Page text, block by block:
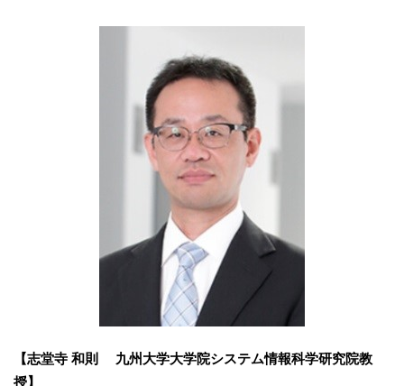
【志堂寺 和則 九州大学大学院システム情報科学研究院教
授】